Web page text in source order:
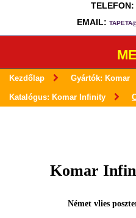
TELEFON:
EMAIL:
Kezdőlap Gyártók: Komar
Katalógus: Komar Infinity
Komar
Német vlies